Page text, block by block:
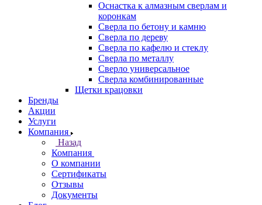
Оснастка к алмазным сверлам и
коронкам
Сверла по бетону и камню
Сверла по дереву
Сверла по кафелю и стеклу
Сверла по металлу
Сверло универсальное
Сверла комбинированные
Щетки крацовки
Бренды
Акции
Услуги
Компания
Назад
Компания
О компании
Сертификаты
Отзывы
Документы